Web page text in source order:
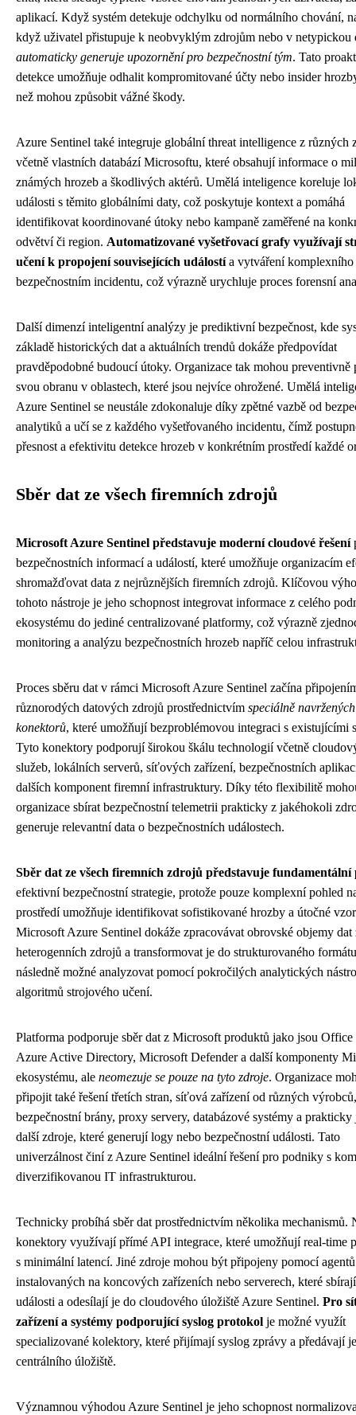
aplikací. Když systém detekuje odchylku od normálního chování,
když uživatel přistupuje k neobvyklým zdrojům nebo v netypickou
automaticky generuje upozornění pro bezpečnostní tým. Tato
detekce umožňuje odhalit kompromitované účty nebo insider
než mohou způsobit vážné škody.
Azure Sentinel také integruje globální threat intelligence z různých
včetně vlastních databází Microsoftu, které obsahují informace o
známých hrozeb a škodlivých aktérů. Umělá inteligence koreluje
události s těmito globálními daty, což poskytuje kontext a pomáhá
identifikovat koordinované útoky nebo kampaně zaměřené na
odvětví či region. Automatizované vyšetřovací grafy využívají
učení k propojení souvisejících událostía vytváření komplexního
bezpečnostním incidentu, což výrazně urychluje proces forensní
Další dimenzí inteligentní analýzy je prediktivní bezpečnost, kde
základě historických dat a aktuálních trendů dokáže předpovídat
pravděpodobné budoucí útoky. Organizace tak mohou preventivně
svou obranu v oblastech, které jsou nejvíce ohrožené. Umělá
Azure Sentinel se neustále zdokonaluje díky zpětné vazbě od
analytiků a učí se z každého vyšetřovaného incidentu, čímž
přesnost a efektivitu detekce hrozeb v konkrétním prostředí každé
Sběr dat ze všech firemních zdrojů
Microsoft Azure Sentinel představuje moderní cloudové řešení
bezpečnostních informací a událostí, které umožňuje organizacím
shromažďovat data z nejrůznějších firemních zdrojů. Klíčovou
tohoto nástroje je jeho schopnost integrovat informace z celého
ekosystému do jediné centralizované platformy, což výrazně
monitoring a analýzu bezpečnostních hrozeb napříč celou
Proces sběru dat v rámci Microsoft Azure Sentinel začína
různorodých datových zdrojů prostřednictvím speciálně navržených
konektorů, které umožňují bezproblémovou integraci s existujícími
Tyto konektory podporují širokou škálu technologií včetně
služeb, lokálních serverů, síťových zařízení, bezpečnostních
dalších komponent firemní infrastruktury. Díky této flexibilitě
organizace sbírat bezpečnostní telemetrii prakticky z jakéhokoli
generuje relevantní data o bezpečnostních událostech.
Sběr dat ze všech firemních zdrojů představuje
efektivní bezpečnostní strategie, protože pouze komplexní pohled
prostředí umožňuje identifikovat sofistikované hrozby a útočné
Microsoft Azure Sentinel dokáže zpracovávat obrovské objemy dat
heterogenních zdrojů a transformovat je do strukturovaného
následně možné analyzovat pomocí pokročilých analytických
algoritmů strojového učení.
Platforma podporuje sběr dat z Microsoft produktů jako jsou Office
Azure Active Directory, Microsoft Defender a další komponenty
ekosystému, ale neomezuje se pouze na tyto zdroje. Organizace
připojit také řešení třetích stran, síťová zařízení od různých výrobců,
bezpečnostní brány, proxy servery, databázové systémy a
další zdroje, které generují logy nebo bezpečnostní události. Tato
univerzálnost činí z Azure Sentinel ideální řešení pro podniky s
diverzifikovanou IT infrastrukturou.
Technicky probíhá sběr dat prostřednictvím několika mechanismů.
konektory využívají přímé API integrace, které umožňují real-time
s minimální latencí. Jiné zdroje mohou být připojeny pomocí agentů
instalovaných na koncových zařízeních nebo serverech, které
události a odesílají je do cloudového úložiště Azure Sentinel. Pro
zařízení a systémy podporující syslog protokol je možné využít
specializované kolektory, které přijímají syslog zprávy a předávají
centrálního úložiště.
Významnou výhodou Azure Sentinel je jeho schopnost